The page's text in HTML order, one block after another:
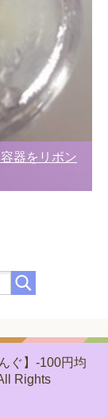
器をリボン
ぐ】-100円均
Rights